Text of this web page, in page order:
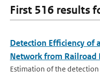
First 516 results
Detection Efficiency of
Network from Railroad
Estimation of the